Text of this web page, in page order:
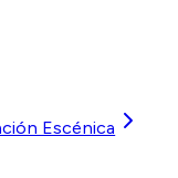
Escénica